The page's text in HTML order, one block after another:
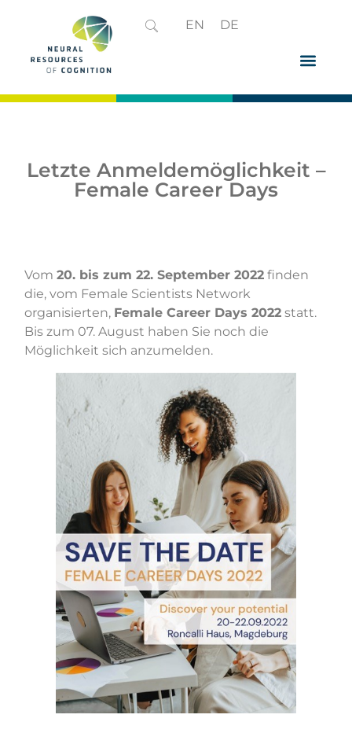
EN DE
Letzte Anmeldemöglichkeit –
Female Career Days
Vom20. bis zum 22. September 2022 finden
die, vom Female Scientists Network
organisierten, Female Career Days 2022 statt.
Bis zum 07. August haben Sie noch die
Möglichkeit sich anzumelden.